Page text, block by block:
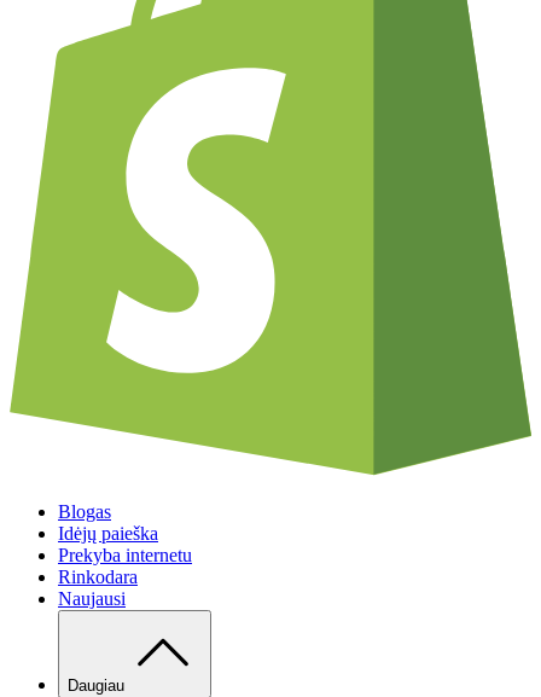
Blogas
Idėjų paieška
Prekyba internetu
Rinkodara
Naujausi
Daugiau